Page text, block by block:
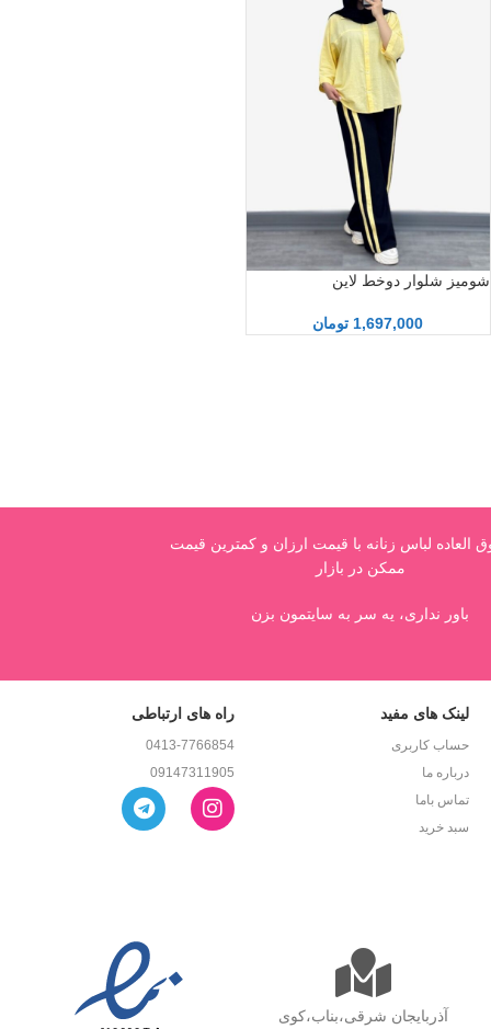
شومیز شلوار دوخط لاین
1,697,000 تومان
لباس زنانه با قیمت ارزان و کمترین قیمت
ممکن در بازار
باور نداری، یه سر به سایتمون بزن
لینک های مفید
حساب کاربری
درباره ما
تماس باما
سبد خرید
راه های ارتباطی
0413-7766854
09147311905
آذربایجان شرقی،بناب،کوی